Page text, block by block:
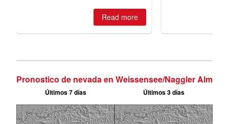
Pronostico de nevada en Weissensee/Naggler Alm
Últimos 7 días Últimos 3 días